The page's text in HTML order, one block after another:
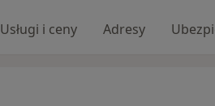
Usługi i ceny Adresy